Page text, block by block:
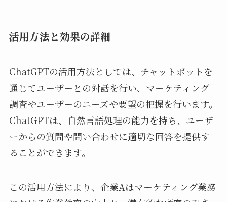
活用方法と効果の詳細
ChatGPTの活用方法としては、チャットボットを
通じてユーザーとの対話を行い、マーケティング
調査やユーザーのニーズや要望の把握を行います。
ChatGPTは、自然言語処理の能力を持ち、ユーザ
ーからの質問や問い合わせに適切な回答を提供す
ることができます。
この活用方法により、企業Aはマーケティング業務